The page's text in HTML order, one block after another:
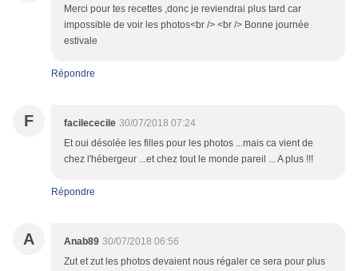
Merci pour tes recettes ,donc je reviendrai plus tard car
impossible de voir les photos<br /> <br /> Bonne journée
estivale
Répondre
F facilececile 30/07/2018 07:24
Et oui désolée les filles pour les photos ...mais ca vient de
chez l'hébergeur ...et chez tout le monde pareil ... A plus !!!
Répondre
A Anab89 30/07/2018 06:56
Zut et zut les photos devaient nous régaler ce sera pour plus